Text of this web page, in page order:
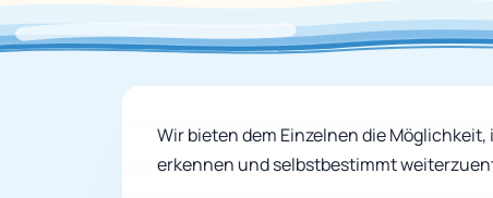
Wir bieten dem Einzelnen die
erkennen und selbstbestimmt